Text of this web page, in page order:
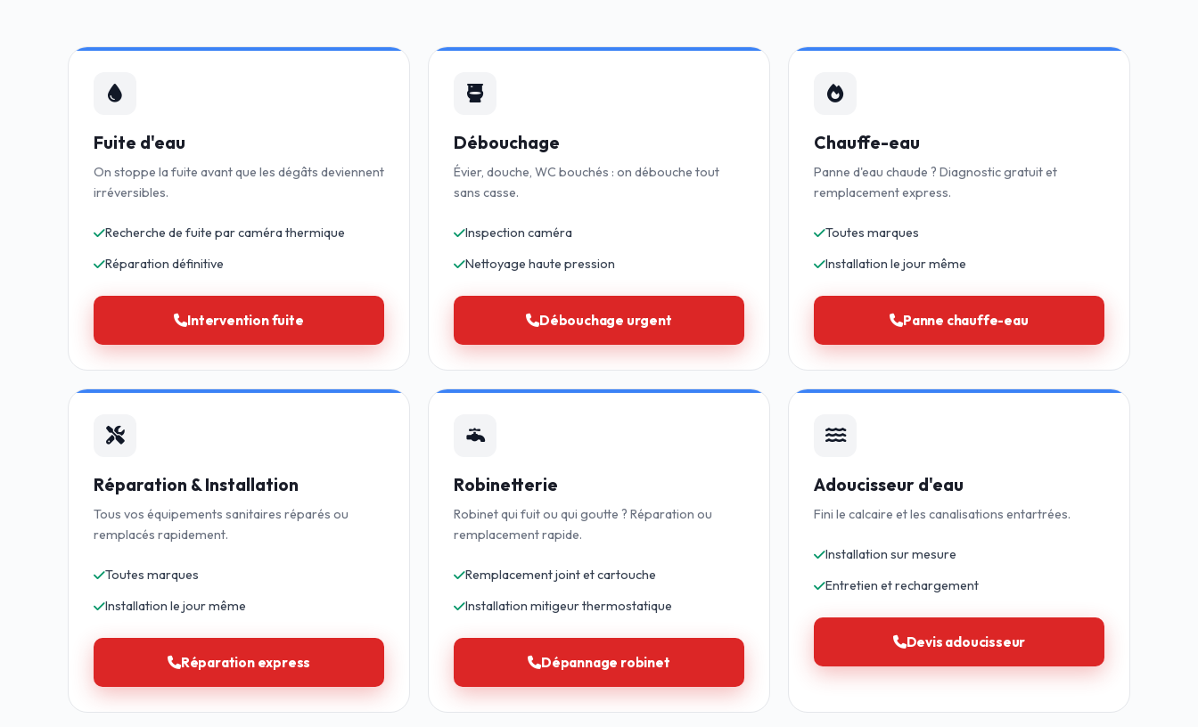
Fuite d'eau
On stoppe la fuite avant que les dégâts deviennent
irréversibles.
Recherche de fuite par caméra thermique
Réparation définitive
Intervention fuite
Débouchage
Évier, douche, WC bouchés : on débouche tout
sans casse.
Inspection caméra
Nettoyage haute pression
Débouchage urgent
Chauffe-eau
Panne d'eau chaude ? Diagnostic gratuit et
remplacement express.
Toutes marques
Installation le jour même
Panne chauffe-eau
Réparation & Installation
Tous vos équipements sanitaires réparés ou
remplacés rapidement.
Toutes marques
Installation le jour même
Réparation express
Robinetterie
Robinet qui fuit ou qui goutte ? Réparation ou
remplacement rapide.
Remplacement joint et cartouche
Installation mitigeur thermostatique
Dépannage robinet
Adoucisseur d'eau
Fini le calcaire et les canalisations entartrées.
Installation sur mesure
Entretien et rechargement
Devis adoucisseur